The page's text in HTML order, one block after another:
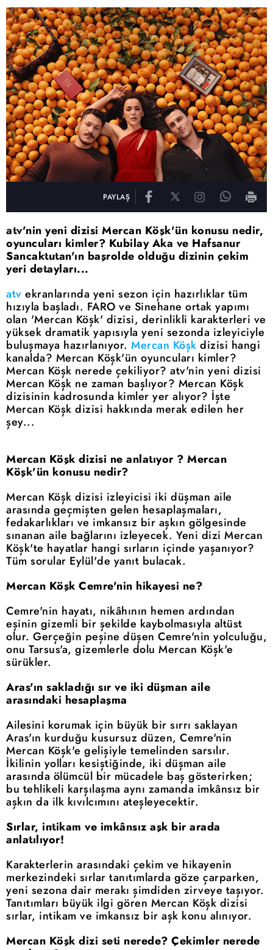
PAYLAŞ
atv'nin yeni dizisi Mercan Köşk'ün konusu nedir,
oyuncuları kimler? Kubilay Aka ve Hafsanur
Sancaktutan'ın başrolde olduğu dizinin çekim
yeri detayları...
atv ekranlarında yeni sezon için hazırlıklar tüm
hızıyla başladı. FARO ve Sinehane ortak yapımı
olan 'Mercan Köşk' dizisi, derinlikli karakterleri ve
yüksek dramatik yapısıyla yeni sezonda izleyiciyle
buluşmaya hazırlanıyor. Mercan Köşk dizisi hangi
kanalda? Mercan Köşk'ün oyuncuları kimler?
Mercan Köşk nerede çekiliyor? atv'nin yeni dizisi
Mercan Köşk ne zaman başlıyor? Mercan Köşk
dizisinin kadrosunda kimler yer alıyor? İşte
Mercan Köşk dizisi hakkında merak edilen her
şey...
Mercan Köşk dizisi ne anlatıyor ? Mercan
Köşk'ün konusu nedir?
Mercan Köşk dizisi izleyicisi iki düşman aile
arasında geçmişten gelen hesaplaşmaları,
fedakarlıkları ve imkansız bir aşkın gölgesinde
sınanan aile bağlarını izleyecek. Yeni dizi Mercan
Köşk'te hayatlar hangi sırların içinde yaşanıyor?
Tüm sorular Eylül'de yanıt bulacak.
Mercan Köşk Cemre'nin hikayesi ne?
Cemre'nin hayatı, nikâhının hemen ardından
eşinin gizemli bir şekilde kaybolmasıyla altüst
olur. Gerçeğin peşine düşen Cemre'nin yolculuğu,
onu Tarsus'a, gizemlerle dolu Mercan Köşk'e
sürükler.
Aras'ın sakladığı sır ve iki düşman aile
arasındaki hesaplaşma
Ailesini korumak için büyük bir sırrı saklayan
Aras'ın kurduğu kusursuz düzen, Cemre'nin
Mercan Köşk'e gelişiyle temelinden sarsılır.
İkilinin yolları kesiştiğinde, iki düşman aile
arasında ölümcül bir mücadele baş gösterirken;
bu tehlikeli karşılaşma aynı zamanda imkânsız bir
aşkın da ilk kıvılcımını ateşleyecektir.
Sırlar, intikam ve imkânsız aşk bir arada
anlatılıyor!
Karakterlerin arasındaki çekim ve hikayenin
merkezindeki sırlar tanıtımlarda göze çarparken,
yeni sezona dair merakı şimdiden zirveye taşıyor.
Tanıtımları büyük ilgi gören Mercan Köşk dizisi
sırlar, intikam ve imkansız bir aşk konu alınıyor.
Mercan Köşk dizi seti nerede? Çekimler nerede